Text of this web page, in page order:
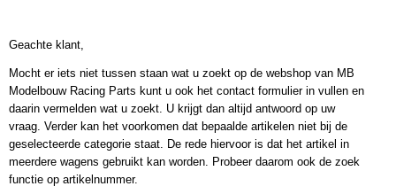
Geachte klant,
Mocht er iets niet tussen staan wat u zoekt op de webshop van MB
Modelbouw Racing Parts kunt u ook het contact formulier in vullen en
daarin vermelden wat u zoekt. U krijgt dan altijd antwoord op uw
vraag. Verder kan het voorkomen dat bepaalde artikelen niet bij de
geselecteerde categorie staat. De rede hiervoor is dat het artikel in
meerdere wagens gebruikt kan worden. Probeer daarom ook de zoek
functie op artikelnummer.